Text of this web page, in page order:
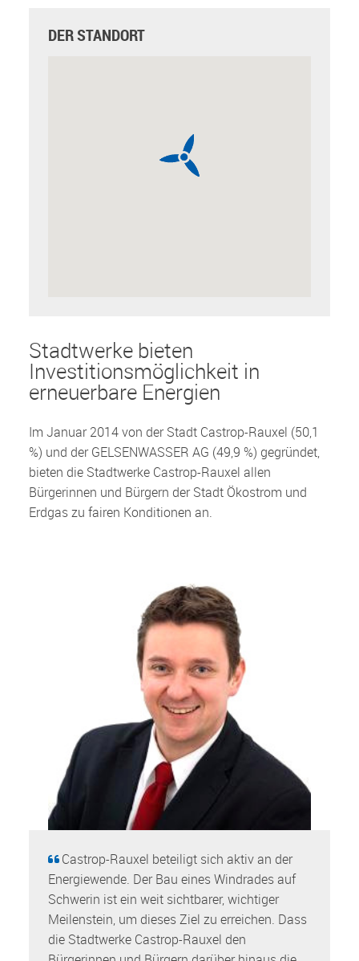
DER STANDORT
Stadtwerke bieten
Investitionsmöglichkeit in
erneuerbare Energien
Im Januar 2014 von der Stadt Castrop-Rauxel (50,1
%) und der GELSENWASSER AG (49,9 %) gegründet,
bieten die Stadtwerke Castrop-Rauxel allen
Bürgerinnen und Bürgern der Stadt Ökostrom und
Erdgas zu fairen Konditionen an.
Castrop-Rauxel beteiligt sich aktiv an der
Energiewende. Der Bau eines Windrades auf
Schwerin ist ein weit sichtbarer, wichtiger
Meilenstein, um dieses Ziel zu erreichen. Dass
die Stadtwerke Castrop-Rauxel den